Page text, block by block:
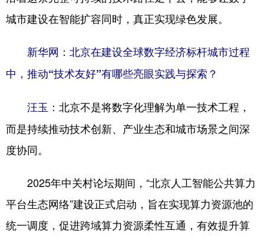
城市建设在智能扩容同时，真正实现绿色发展。
新华网：北京在建设全球数字经济标杆城市过程
中，推动“技术友好”有哪些亮眼实践与探索？
汪玉： 北京不是将数字化理解为单一技术工程，
而是持续推动技术创新、产业生态和城市场景之间深
度协同。
2025年中关村论坛期间，“北京人工智能公共算力
平台生态网络”建设正式启动，旨在实现算力资源池的
统一调度，促进跨域算力资源柔性互通，有效提升算